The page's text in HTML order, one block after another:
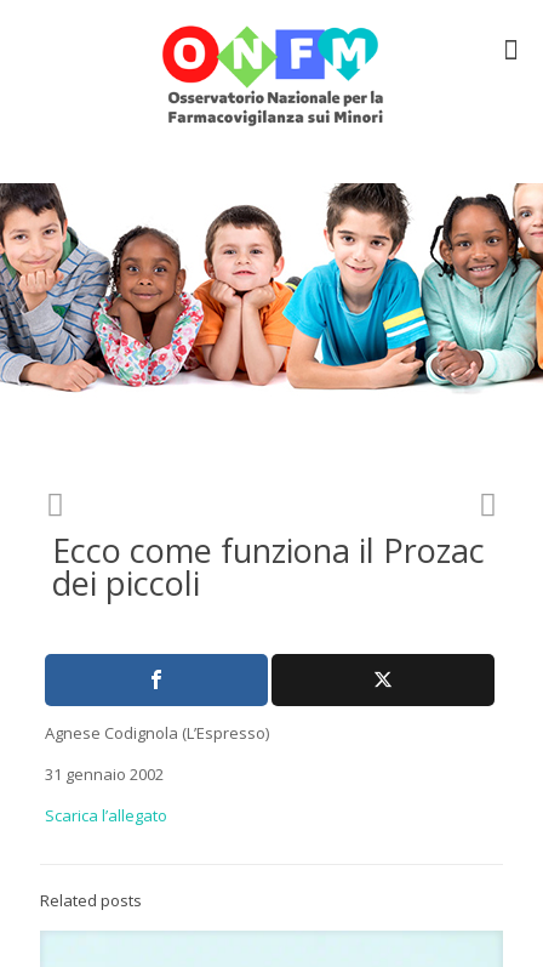
Ecco come funziona il Prozac
dei piccoli
Agnese Codignola (L’Espresso)
31 gennaio 2002
Scarica l’allegato
Related posts